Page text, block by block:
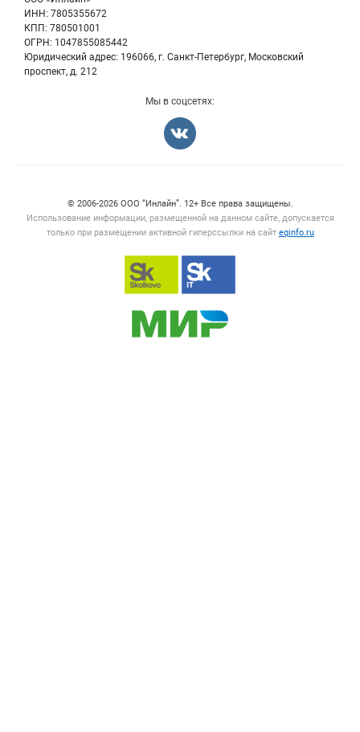
ИНН: 7805355672
КПП: 780501001
ОГРН: 1047855085442
Юридический адрес: 196066, г. Санкт-Петербург, Московский
проспект, д. 212
Мы в соцсетях:
© 2006‑2026 ООО “Инлайн”. 12+ Все права защищены.
Использование информации, размещенной на данном сайте, допускается
только при размещении активной гиперссылки на сайт eqinfo.ru